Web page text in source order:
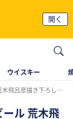
開く
ウイスキー
ン缶」が9月17日に数量限定発売
ール 荒木飛